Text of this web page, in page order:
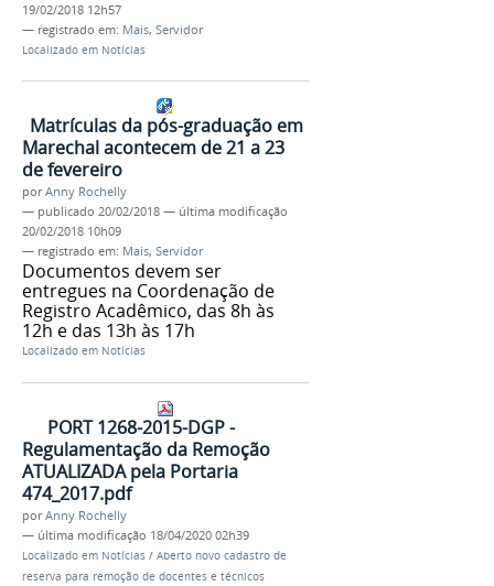
19/02/2018 12h57
— registrado em: Mais, Servidor
Localizado em Notícias
Matrículas da pós-graduação em
Marechal acontecem de 21 a 23
de fevereiro
porAnny Rochelly
— publicado 20/02/2018 — última modificação
20/02/2018 10h09
— registrado em: Mais, Servidor
Documentos devem ser
entregues na Coordenação de
Registro Acadêmico, das 8h às
12h e das 13h às 17h
Localizado em Notícias
PORT 1268-2015-DGP -
Regulamentação da Remoção
ATUALIZADA pela Portaria
474_2017.pdf
porAnny Rochelly
— última modificação 18/04/2020 02h39
Localizado em Notícias / Aberto novo cadastro de
reserva para remoção de docentes e técnicos